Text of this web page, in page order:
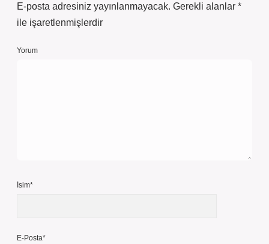
E-posta adresiniz yayınlanmayacak. Gerekli alanlar *
ile işaretlenmişlerdir
Yorum
İsim*
E-Posta*